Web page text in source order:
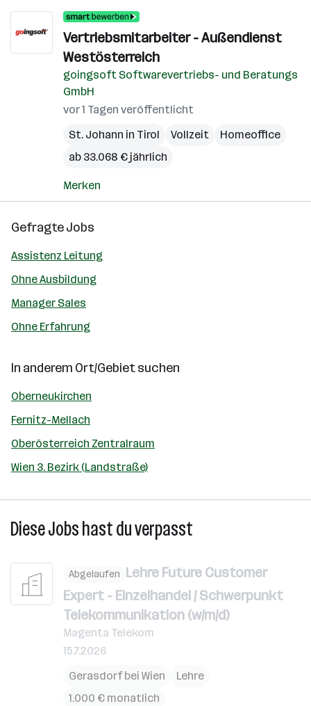
Vertriebsmitarbeiter - Außendienst
Westösterreich
goingsoft Softwarevertriebs- und Beratungs
GmbH
vor 1 Tagen veröffentlicht
St. Johann in Tirol
Vollzeit
Homeoffice
ab 33.068 € jährlich
Merken
Gefragte Jobs
Assistenz Leitung
Ohne Ausbildung
Manager Sales
Ohne Erfahrung
In anderem Ort/Gebiet suchen
Oberneukirchen
Fernitz-Mellach
Oberösterreich Zentralraum
Wien 3. Bezirk (Landstraße)
Diese Jobs hast du verpasst
Abgelaufen Lehre Future Customer
Expert - Einzelhandel / Schwerpunkt
Telekommunikation (w/m/d)
Magenta Telekom
15.7.2026
Gerasdorf bei Wien
Lehre
1.000 € monatlich